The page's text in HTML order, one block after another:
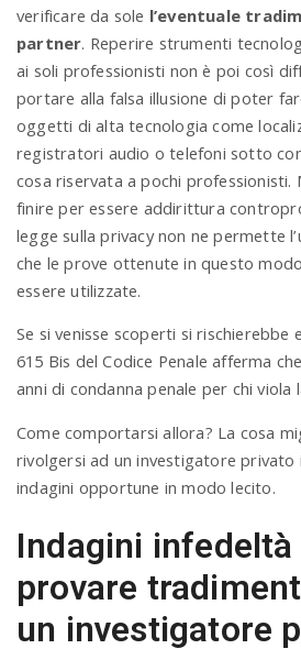
verificare da sole l’eventuale
partner. Reperire strumenti
ai soli professionisti non è poi così
portare alla falsa illusione di poter
oggetti di alta tecnologia come
registratori audio o telefoni sotto
cosa riservata a pochi professionisti.
finire per essere addirittura
legge sulla privacy non ne permette
che le prove ottenute in questo
essere utilizzate.
Se si venisse scoperti si rischierebbe
615 Bis del Codice Penale afferma
anni di condanna penale per chi viola
Come comportarsi allora? La cosa
rivolgersi ad un investigatore privato
indagini opportune in modo lecito.
Indagini
provare
un investigatore